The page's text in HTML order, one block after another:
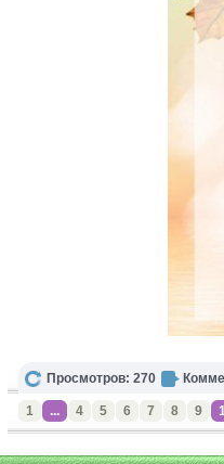
Просмотров: 270
1 ... 4 5 6 7 8 9